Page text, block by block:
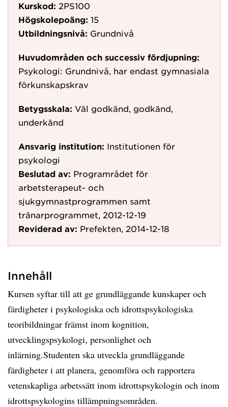
Kurskod: 2PS100
Högskolepoäng: 15
Utbildningsnivå: Grundnivå
Huvudområden och successiv fördjupning:
Psykologi: Grundnivå, har endast gymnasiala
förkunskapskrav
Betygsskala: Väl godkänd, godkänd,
underkänd
Ansvarig institution: Institutionen för
psykologi
Beslutad av: Programrådet för
arbetsterapeut- och
sjukgymnastprogrammen samt
tränarprogrammet, 2012-12-19
Reviderad av: Prefekten, 2014-12-18
Innehåll
Kursen syftar till att ge grundläggande kunskaper och
färdigheter i psykologiska och idrottspsykologiska
teoribildningar främst inom kognition,
utvecklingspsykologi, personlighet och
inlärning.Studenten ska utveckla grundläggande
färdigheter i att planera, genomföra och rapportera
vetenskapliga arbetssätt inom idrottspsykologin och inom
idrottspsykologins tillämpningsområden.